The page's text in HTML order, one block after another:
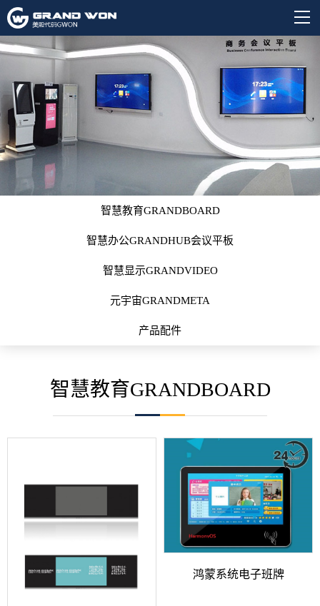
智慧教育GRANDBOARD
智慧办公GRANDHUB会议平板
智慧显示GRANDVIDEO
元宇宙GRANDMETA
产品配件
智慧教育GRANDBOARD
鸿蒙系统电子班牌